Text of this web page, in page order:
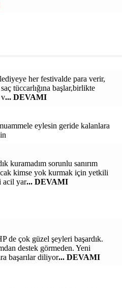
her festivalde para verir,
tüccarlığına başlar,birlikte
v... DEVAMI
eylesin geride kalanlara
kuramadım sorunlu sanırım
kimse yok kurmak için yetkili
acil yar... DEVAMI
de çok güzel şeyleri başardık.
destek görmeden. Yeni
başarılar diliyor... DEVAMI